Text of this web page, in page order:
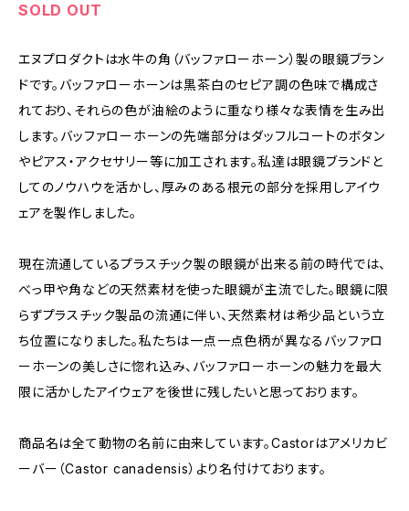
SOLD OUT
エヌプロダクトは水牛の角（バッファローホーン）製の眼鏡ブラン
ドです。バッファローホーンは黒茶白のセピア調の色味で構成さ
れており、それらの色が油絵のように重なり様々な表情を生み出
します。バッファローホーンの先端部分はダッフルコートのボタン
やピアス・アクセサリー等に加工されます。私達は眼鏡ブランドと
してのノウハウを活かし、厚みのある根元の部分を採用しアイウ
ェアを製作しました。
現在流通しているプラスチック製の眼鏡が出来る前の時代では、
べっ甲や角などの天然素材を使った眼鏡が主流でした。眼鏡に限
らずプラスチック製品の流通に伴い、天然素材は希少品という立
ち位置になりました。私たちは一点一点色柄が異なるバッファロ
ーホーンの美しさに惚れ込み、バッファローホーンの魅力を最大
限に活かしたアイウェアを後世に残したいと思っております。
商品名は全て動物の名前に由来しています。Castorはアメリカビ
ーバー（Castor canadensis）より名付けております。